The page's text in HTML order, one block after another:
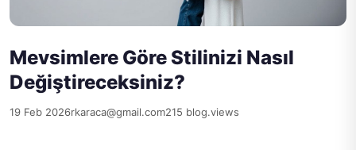
Mevsimlere Göre Stilinizi Nasıl
Değiştireceksiniz?
19 Feb 2026rkaraca@gmail.com215 blog.views